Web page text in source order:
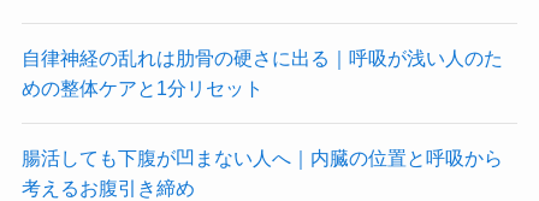
自律神経の乱れは肋骨の硬さに出る｜呼吸が浅い人のた
めの整体ケアと1分リセット
腸活しても下腹が凹まない人へ｜内臓の位置と呼吸から
考えるお腹引き締め